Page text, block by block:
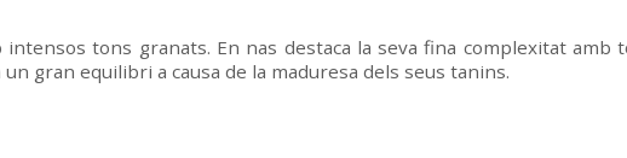
tons granats. En nas destaca la seva fina complexitat
gran equilibri a causa de la maduresa dels seus tanins.